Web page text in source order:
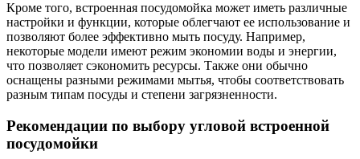
Кроме того, встроенная посудомойка может иметь различные
настройки и функции, которые облегчают ее использование и
позволяют более эффективно мыть посуду. Например,
некоторые модели имеют режим экономии воды и энергии,
что позволяет сэкономить ресурсы. Также они обычно
оснащены разными режимами мытья, чтобы соответствовать
разным типам посуды и степени загрязненности.
Рекомендации по выбору угловой встроенной
посудомойки